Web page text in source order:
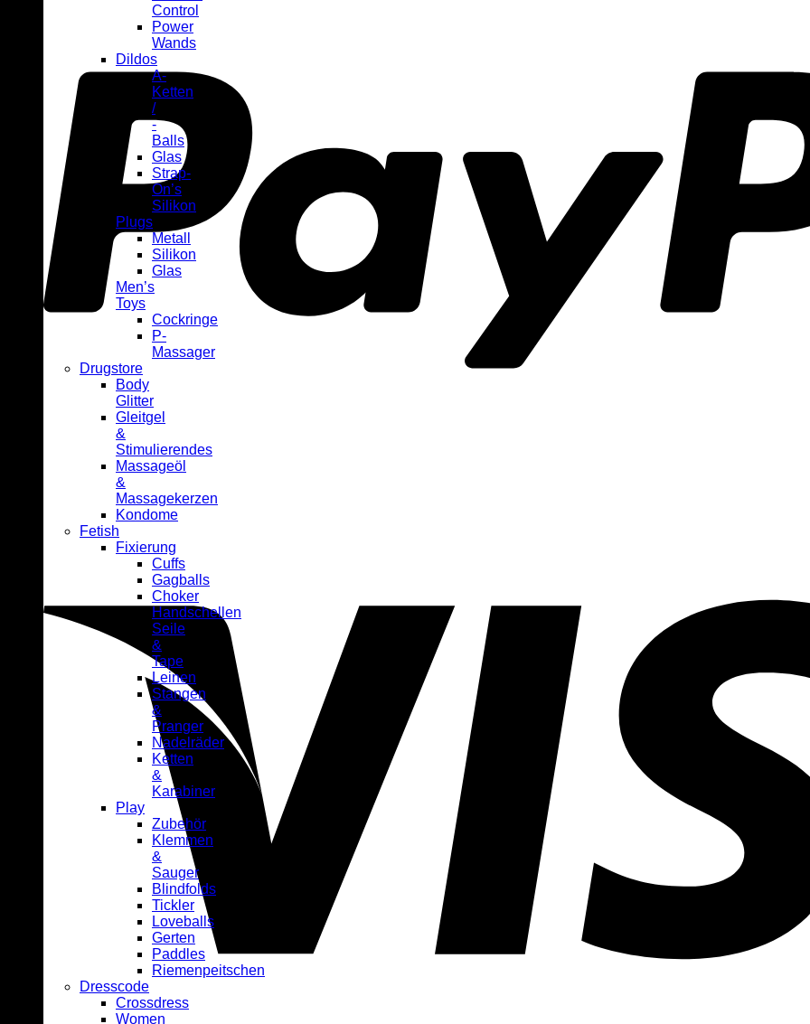
Control
Power
Wands
Dildos
A-
Ketten
/
-
Balls
Glas
Strap-
On’s
Silikon
Plugs
Metall
Silikon
Glas
Men’s
Toys
Cockringe
P-
Massager
Drugstore
Body
Glitter
Gleitgel
&
Stimulierendes
Massageöl
&
Massagekerzen
Kondome
Fetish
Fixierung
Cuffs
Gagballs
Choker
Handschellen
Seile
&
Tape
Leinen
Stangen
&
Pranger
Nadelräder
Ketten
&
Karabiner
Play
Zubehör
Klemmen
&
Sauger
Blindfolds
Tickler
Loveballs
Gerten
Paddles
Riemenpeitschen
Dresscode
Crossdress
Women